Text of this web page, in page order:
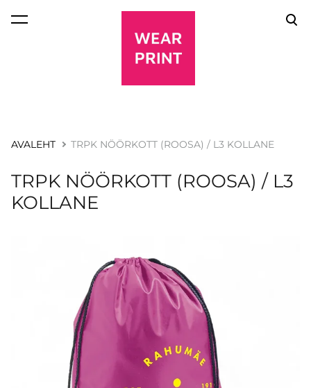
lisati ostukorvi.
AVALEHT TRPK NÖÖRKOTT (ROOSA) / L3 KOLLANE
TRPK NÖÖRKOTT (ROOSA) / L3
KOLLANE